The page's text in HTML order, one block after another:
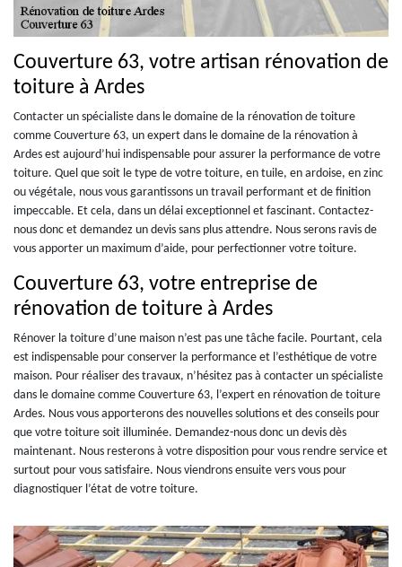
Couverture 63, votre artisan rénovation de
toiture à Ardes
Contacter un spécialiste dans le domaine de la rénovation de toiture
comme Couverture 63, un expert dans le domaine de la rénovation à
Ardes est aujourd’hui indispensable pour assurer la performance de votre
toiture. Quel que soit le type de votre toiture, en tuile, en ardoise, en zinc
ou végétale, nous vous garantissons un travail performant et de finition
impeccable. Et cela, dans un délai exceptionnel et fascinant. Contactez-
nous donc et demandez un devis sans plus attendre. Nous serons ravis de
vous apporter un maximum d’aide, pour perfectionner votre toiture.
Couverture 63, votre entreprise de
rénovation de toiture à Ardes
Rénover la toiture d’une maison n’est pas une tâche facile. Pourtant, cela
est indispensable pour conserver la performance et l’esthétique de votre
maison. Pour réaliser des travaux, n’hésitez pas à contacter un spécialiste
dans le domaine comme Couverture 63, l’expert en rénovation de toiture
Ardes. Nous vous apporterons des nouvelles solutions et des conseils pour
que votre toiture soit illuminée. Demandez-nous donc un devis dès
maintenant. Nous resterons à votre disposition pour vous rendre service et
surtout pour vous satisfaire. Nous viendrons ensuite vers vous pour
diagnostiquer l’état de votre toiture.